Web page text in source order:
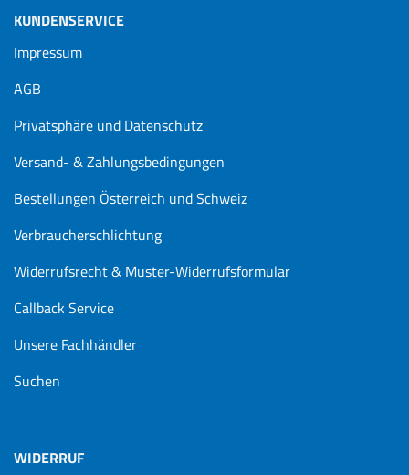
KUNDENSERVICE
Impressum
AGB
Privatsphäre und Datenschutz
Versand- & Zahlungsbedingungen
Bestellungen Österreich und Schweiz
Verbraucherschlichtung
Widerrufsrecht & Muster-Widerrufsformular
Callback Service
Unsere Fachhändler
Suchen
WIDERRUF